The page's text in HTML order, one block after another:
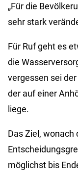
„Für die
sehr stark
Für Ruf geht es
die
vergessen sei
der auf einer
liege.
Das Ziel, wonach
möglichst bis